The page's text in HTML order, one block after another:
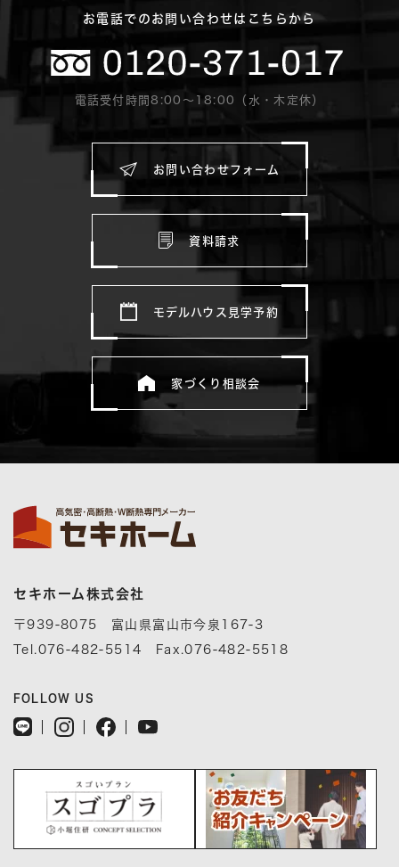
お電話でのお問い合わせはこちらから
電話受付時間8:00〜18:00（水・木定休）
お問い合わせフォーム
資料請求
モデルハウス見学予約
家づくり相談会
セキホーム株式会社
〒939-8075 富山県富山市今泉167-3
Tel.076-482-5514 Fax.076-482-5518
FOLLOW US